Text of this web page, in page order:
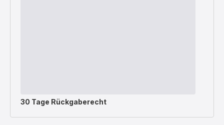
30 Tage Rückgaberecht